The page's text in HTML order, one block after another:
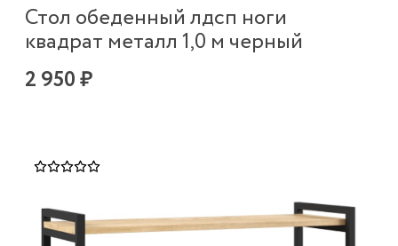
Стол обеденный лдсп ноги
квадрат металл 1,0 м черный
2 950 ₽